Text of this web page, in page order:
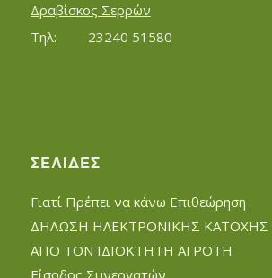
Δραβίσκος Σερρών
Τηλ:		23240 51580
ΣΕΛΊΔΕΣ
Γιατί Πρέπει να κάνω Επιθεώρηση
ΔΗΛΩΣΗ ΗΛΕΚΤΡΟΝΙΚΗΣ ΚΑΤΟΧΗΣ
ΑΠΟ ΤΟΝ ΙΔΙΟΚΤΗΤΗ ΑΓΡΟΤΗ